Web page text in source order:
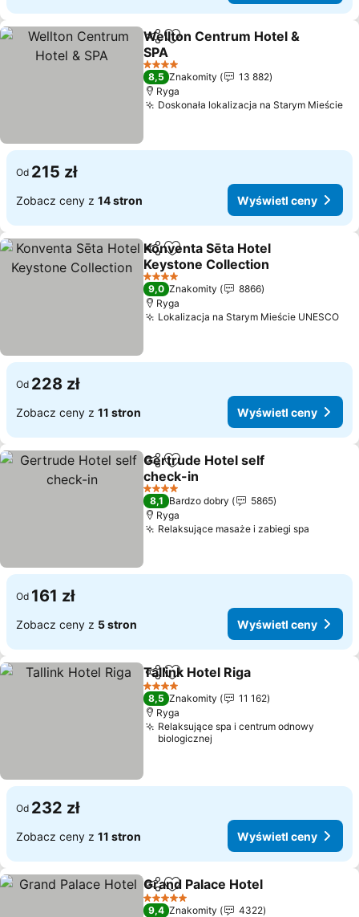
Udostępnij
Dodaj do ulubionych
Wellton Centrum Hotel &
SPA
4 Kategoria
8,5 Znakomity
13 882
Ryga
Doskonała lokalizacja na Starym Mieście
Od 215 zł
Zobacz ceny z 14 stron Wyświetl ceny
Udostępnij
Dodaj do ulubionych
Konventa Sēta Hotel
Keystone Collection
4 Kategoria
9,0 Znakomity
8866
Ryga
Lokalizacja na Starym Mieście UNESCO
Od 228 zł
Zobacz ceny z 11 stron Wyświetl ceny
UdostępnijDodaj do ulubionych
Gertrude Hotel self
check-in
4 Kategoria
8,1 Bardzo dobry
5865
Ryga
Relaksujące masaże i zabiegi spa
Od 161 zł
Zobacz ceny z 5 stron Wyświetl ceny
Udostępnij
Dodaj do ulubionych
Tallink Hotel Riga
4 Kategoria
8,5 Znakomity
11 162
Ryga
Relaksujące spa i centrum odnowy
biologicznej
Od 232 zł
Zobacz ceny z 11 stron Wyświetl ceny
Udostępnij
Dodaj do ulubionych
Grand Palace Hotel
5 Kategoria
9,4 Znakomity
4322